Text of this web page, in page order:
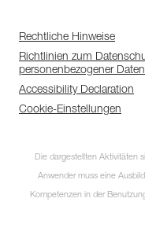
Rechtliche Hinweise
Richtlinien zum
personenbezogener Daten
Accessibility Declaration
Cookie-Einstellungen
Die dargestellten Aktivitäten
Anwender muss eine
Kompetenzen in der